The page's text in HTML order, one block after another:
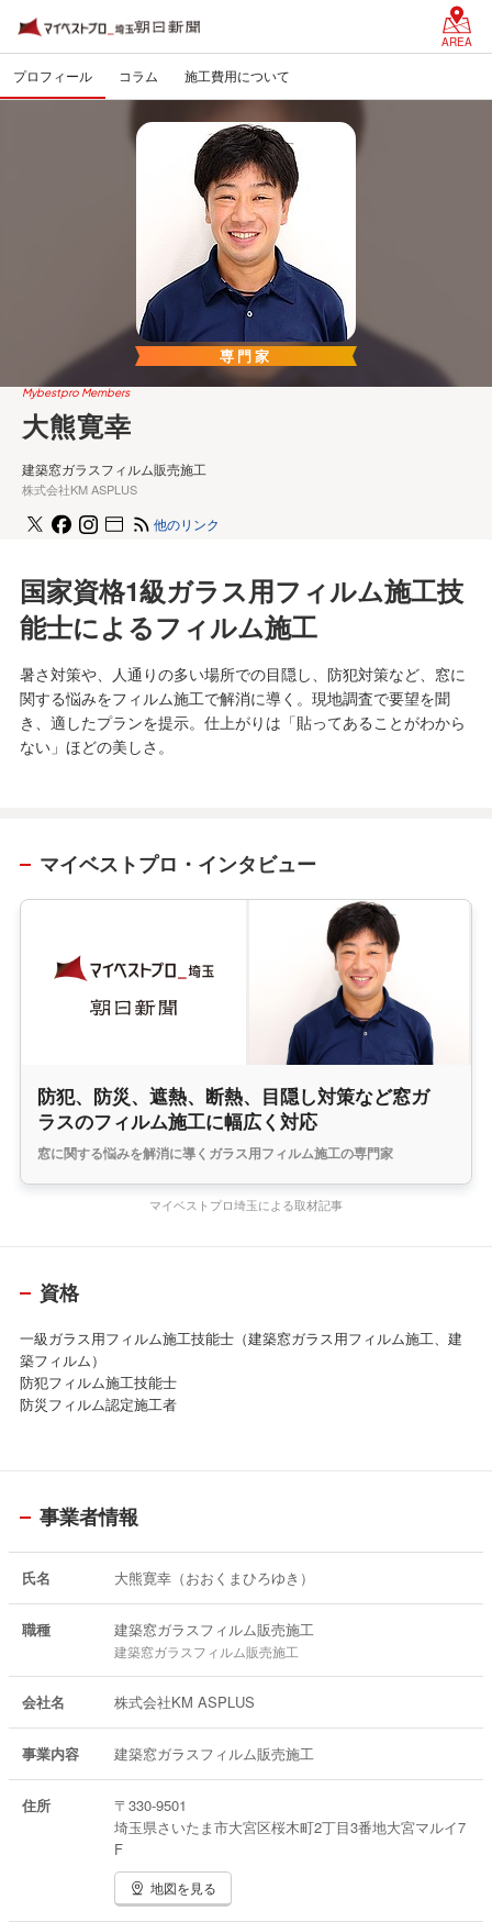
AREA
プロフィール コラム 施工費用について
専門家
Mybestpro Members
大熊寛幸
建築窓ガラスフィルム販売施工
株式会社KM ASPLUS
他のリンク
国家資格1級ガラス用フィルム施工技
能士によるフィルム施工
暑さ対策や、人通りの多い場所での目隠し、防犯対策など、窓に
関する悩みをフィルム施工で解消に導く。現地調査で要望を聞
き、適したプランを提示。仕上がりは「貼ってあることがわから
ない」ほどの美しさ。
マイベストプロ・インタビュー
防犯、防災、遮熱、断熱、目隠し対策など窓ガ
ラスのフィルム施工に幅広く対応
窓に関する悩みを解消に導くガラス用フィルム施工の専門家
マイベストプロ埼玉による取材記事
資格
一級ガラス用フィルム施工技能士（建築窓ガラス用フィルム施工、建
築フィルム）
防犯フィルム施工技能士
防災フィルム認定施工者
事業者情報
氏名 大熊寛幸（おおくまひろゆき）
職種 建築窓ガラスフィルム販売施工
建築窓ガラスフィルム販売施工
会社名 株式会社KM ASPLUS
事業内容 建築窓ガラスフィルム販売施工
住所
〒330-9501
埼玉県さいたま市大宮区桜木町2丁目3番地大宮マルイ7
F
地図を見る